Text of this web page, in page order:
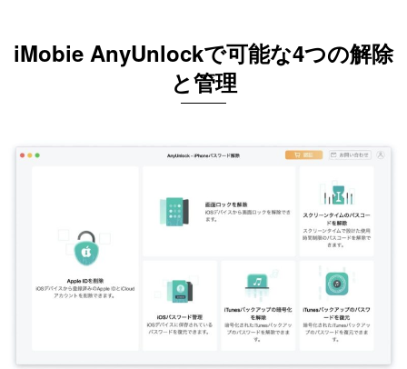
iMobie AnyUnlockで可能な4つの解除
と管理